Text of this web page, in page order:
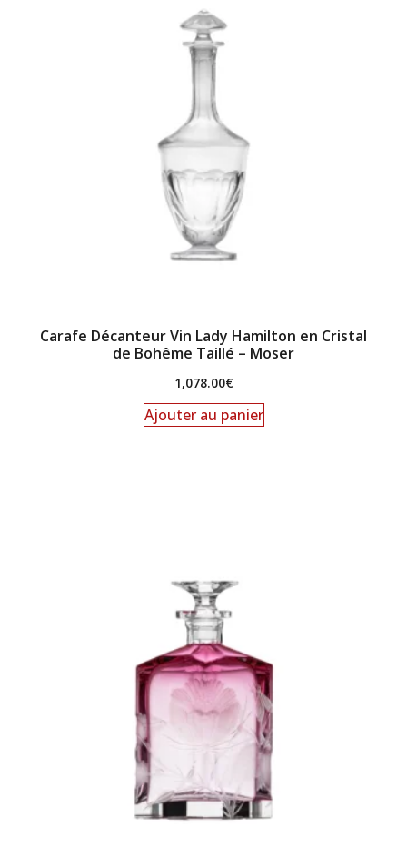
Carafe Décanteur Vin Lady Hamilton en Cristal
de Bohême Taillé – Moser
1,078.00€
Ajouter au panier